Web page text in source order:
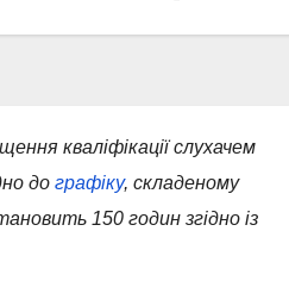
кваліфікації слухачем
до графіку, складеному
150 годин згідно із